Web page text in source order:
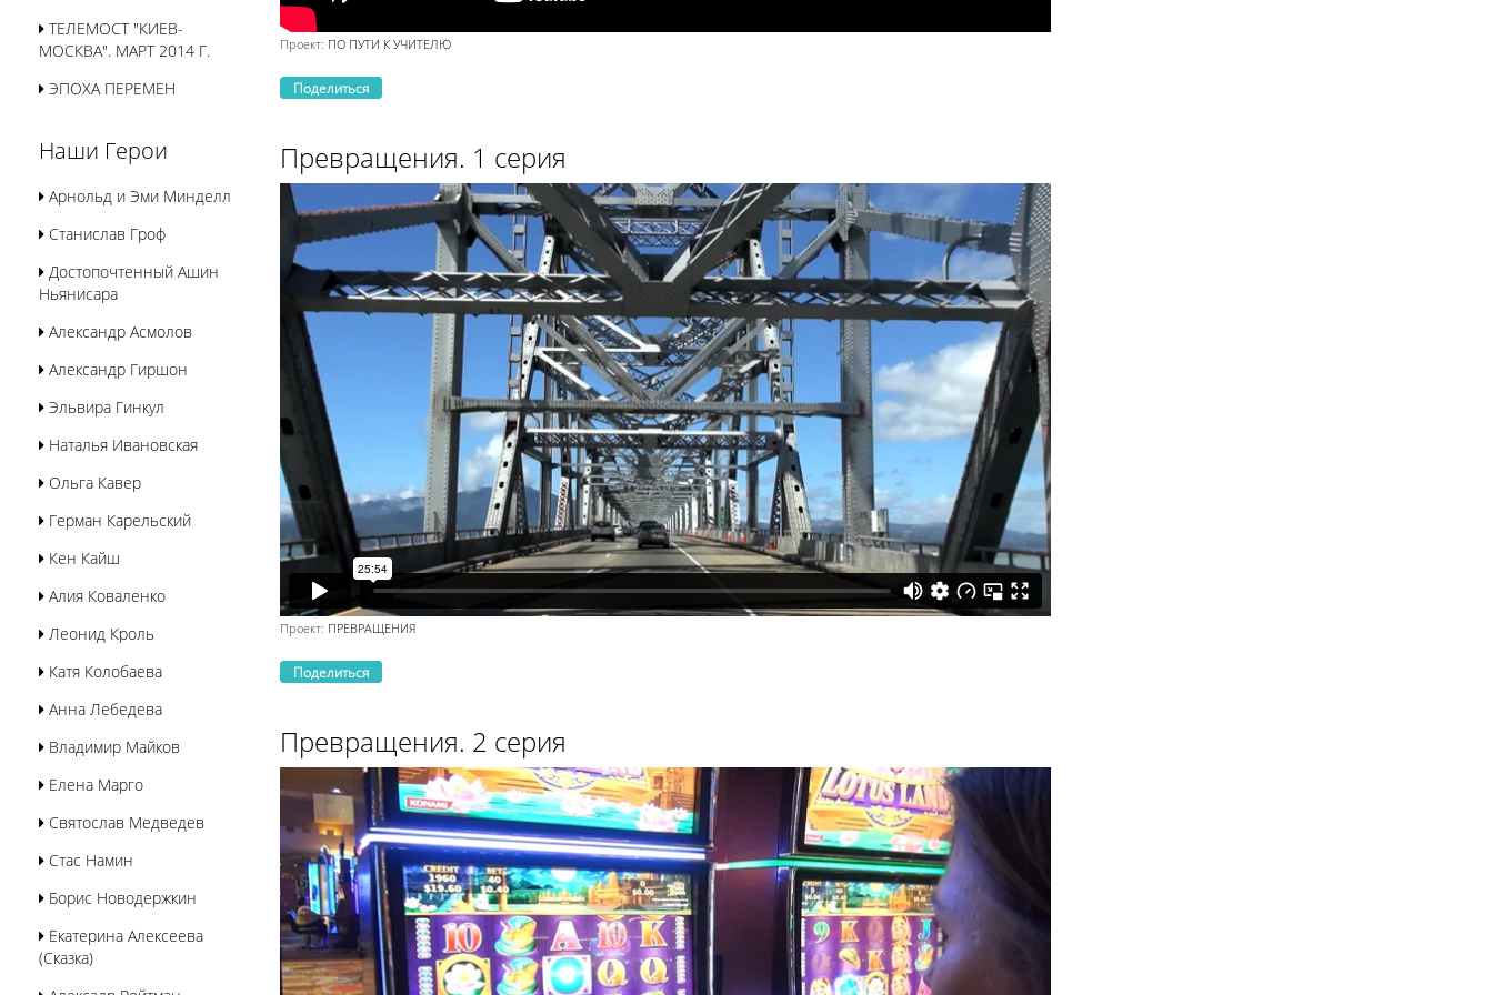
ТЕЛЕМОСТ "КИЕВ-
МОСКВА". МАРТ 2014 Г.
ЭПОХА ПЕРЕМЕН
Наши Герои
Арнольд и Эми Минделл
Станислав Гроф
Достопочтенный Ашин
Ньянисара
Александр Асмолов
Александр Гиршон
Эльвира Гинкул
Наталья Ивановская
Ольга Кавер
Герман Карельский
Кен Кайш
Алия Коваленко
Леонид Кроль
Катя Колобаева
Анна Лебедева
Владимир Майков
Елена Марго
Святослав Медведев
Стас Намин
Борис Новодержкин
Екатерина Алексеева
(Сказка)
Проект: ПО ПУТИ К УЧИТЕЛЮ
Поделиться
Превращения. 1 серия
Проект: ПРЕВРАЩЕНИЯ
Поделиться
Превращения. 2 серия